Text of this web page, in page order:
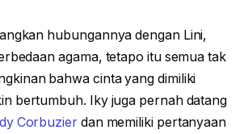
hubungannya dengan Lini,
agama, tetapo itu semua tak
bahwa cinta yang dimiliki
bertumbuh. Iky juga pernah datang
Corbuzierdan memiliki pertanyaan